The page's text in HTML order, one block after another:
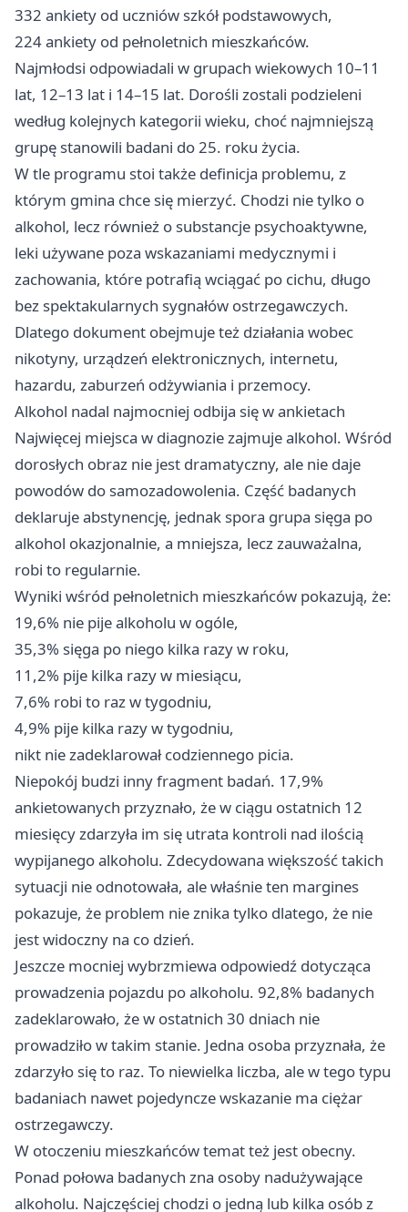
332 ankiety od uczniów szkół podstawowych,
224 ankiety od pełnoletnich mieszkańców.
Najmłodsi odpowiadali w grupach wiekowych 10–11
lat, 12–13 lat i 14–15 lat. Dorośli zostali podzieleni
według kolejnych kategorii wieku, choć najmniejszą
grupę stanowili badani do 25. roku życia.
W tle programu stoi także definicja problemu, z
którym gmina chce się mierzyć. Chodzi nie tylko o
alkohol, lecz również o substancje psychoaktywne,
leki używane poza wskazaniami medycznymi i
zachowania, które potrafią wciągać po cichu, długo
bez spektakularnych sygnałów ostrzegawczych.
Dlatego dokument obejmuje też działania wobec
nikotyny, urządzeń elektronicznych, internetu,
hazardu, zaburzeń odżywiania i przemocy.
Alkohol nadal najmocniej odbija się w ankietach
Najwięcej miejsca w diagnozie zajmuje alkohol. Wśród
dorosłych obraz nie jest dramatyczny, ale nie daje
powodów do samozadowolenia. Część badanych
deklaruje abstynencję, jednak spora grupa sięga po
alkohol okazjonalnie, a mniejsza, lecz zauważalna,
robi to regularnie.
Wyniki wśród pełnoletnich mieszkańców pokazują, że:
19,6% nie pije alkoholu w ogóle,
35,3% sięga po niego kilka razy w roku,
11,2% pije kilka razy w miesiącu,
7,6% robi to raz w tygodniu,
4,9% pije kilka razy w tygodniu,
nikt nie zadeklarował codziennego picia.
Niepokój budzi inny fragment badań. 17,9%
ankietowanych przyznało, że w ciągu ostatnich 12
miesięcy zdarzyła im się utrata kontroli nad ilością
wypijanego alkoholu. Zdecydowana większość takich
sytuacji nie odnotowała, ale właśnie ten margines
pokazuje, że problem nie znika tylko dlatego, że nie
jest widoczny na co dzień.
Jeszcze mocniej wybrzmiewa odpowiedź dotycząca
prowadzenia pojazdu po alkoholu. 92,8% badanych
zadeklarowało, że w ostatnich 30 dniach nie
prowadziło w takim stanie. Jedna osoba przyznała, że
zdarzyło się to raz. To niewielka liczba, ale w tego typu
badaniach nawet pojedyncze wskazanie ma ciężar
ostrzegawczy.
W otoczeniu mieszkańców temat też jest obecny.
Ponad połowa badanych zna osoby nadużywające
alkoholu. Najczęściej chodzi o jedną lub kilka osób z